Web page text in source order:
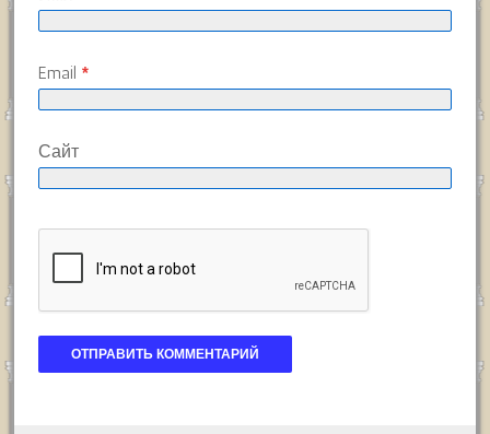
Email *
Сайт